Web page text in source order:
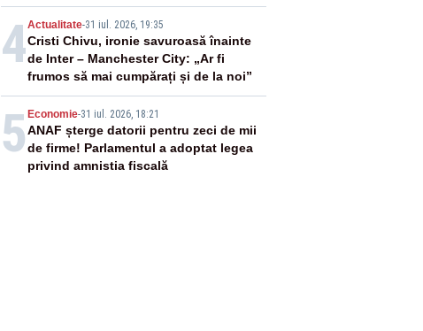
4Actualitate-31 iul. 2026, 19:35
Cristi Chivu, ironie savuroasă înainte
de Inter – Manchester City: „Ar fi
frumos să mai cumpărați și de la noi”
5 Economie-31 iul. 2026, 18:21
ANAF șterge datorii pentru zeci de mii
de firme! Parlamentul a adoptat legea
privind amnistia fiscală